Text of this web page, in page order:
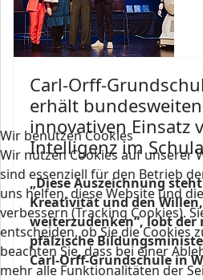
Carl-Orff-
erhält
innovativen Einsatz
Intelligenz im
„Diese Auszeichnung
Kreativität und den
weiterzudenken“, lobt der
pfälzische
Carl-Orff-Grundschule in
Wir benutzen Cookies
Wir nutzen Cookies auf unserer
sind essenziell für den Betrieb
uns helfen, diese Website und
verbessern (Tracking Cookies).
entscheiden, ob Sie die Cookies
beachten Sie, dass bei einer
mehr alle Funktionalitäten der